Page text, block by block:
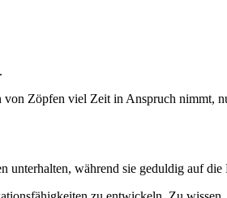
Zöpfen viel Zeit in Anspruch nimmt,
unterhalten, während sie geduldig auf die